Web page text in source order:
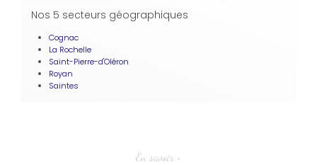
Nos 5 secteurs géographiques
Cognac
La Rochelle
Saint-Pierre-d'Oléron
Royan
Saintes
En savoir +